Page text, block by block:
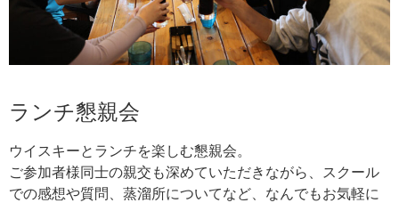
ランチ懇親会
ウイスキーとランチを楽しむ懇親会。
ご参加者様同士の親交も深めていただきながら、スクール
での感想や質問、蒸溜所についてなど、なんでもお気軽に